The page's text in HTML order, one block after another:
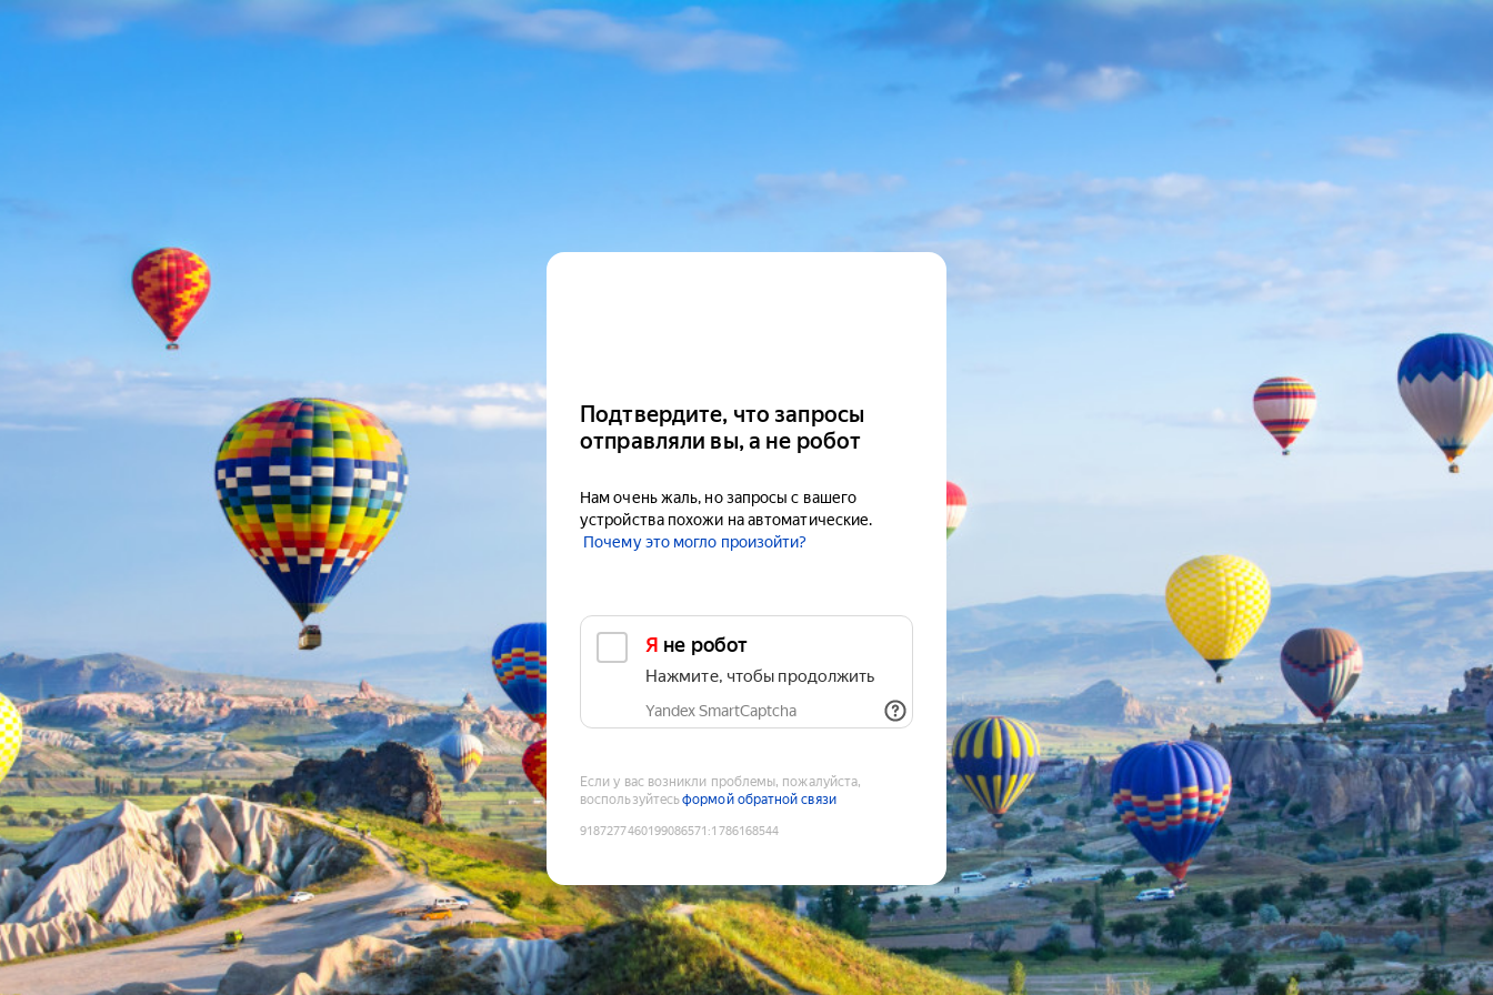
Подтвердите, что запросы
отправляли вы, а не робот
Нам очень жаль, но запросы с вашего
устройства похожи на автоматические.
Почему это могло произойти?
Я не робот
Нажмите, чтобы продолжить
Yandex SmartCaptcha
Если у вас возникли проблемы, пожалуйста,
воспользуйтесьформой обратной связи
9187277460199086571 :1786168544